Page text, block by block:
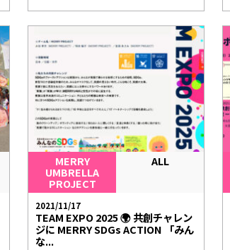
MERRY
UMBRELLA
PROJECT
ALL
2021/11/17
TEAM EXPO 2025 🌍 共創チャレン
ジに MERRY SDGs ACTION 「みん
な...